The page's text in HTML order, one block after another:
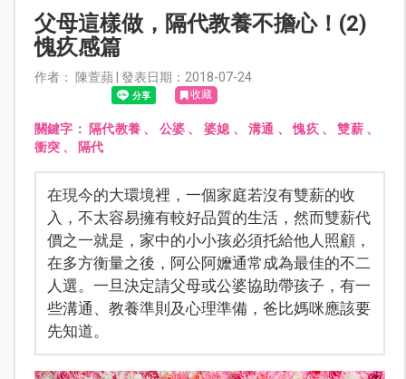
父母這樣做，隔代教養不擔心！(2)
愧疚感篇
作者： 陳萱蘋 | 發表日期：2018-07-24
收藏
關鍵字： 隔代教養 、 公婆 、 婆媳 、溝通 、愧疚、雙薪、
衝突、 隔代
在現今的大環境裡，一個家庭若沒有雙薪的收
入，不太容易擁有較好品質的生活，然而雙薪代
價之一就是，家中的小小孩必須托給他人照顧，
在多方衡量之後，阿公阿嬤通常成為最佳的不二
人選。一旦決定請父母或公婆協助帶孩子，有一
些溝通、教養準則及心理準備，爸比媽咪應該要
先知道。